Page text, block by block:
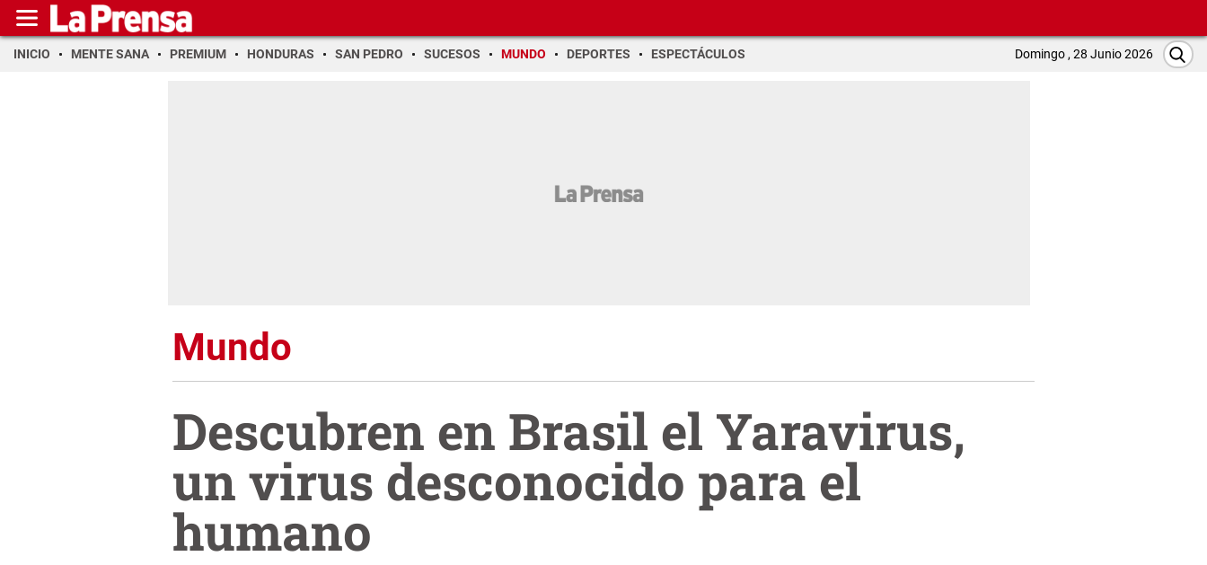
INICIO MENTE SANA PREMIUM HONDURAS SAN PEDRO SUCESOS MUNDO DEPORTES ESPECTÁCULOS Domingo , 28 Junio 2026
Mundo
Descubren en Brasil el Yaravirus,
un virus desconocido para el
humano